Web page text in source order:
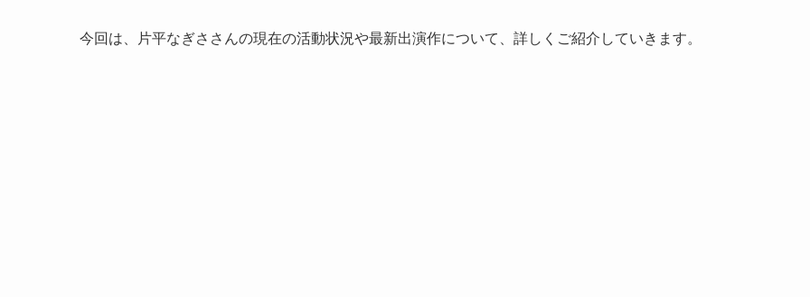
今回は、片平なぎささんの現在の活動状況や最新出演作について、詳しくご紹介していきます。